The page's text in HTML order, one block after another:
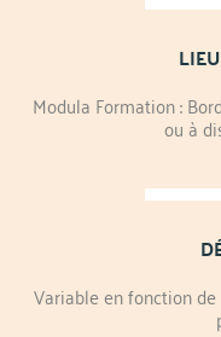
Modula Formation :
ou à
Variable en fonction